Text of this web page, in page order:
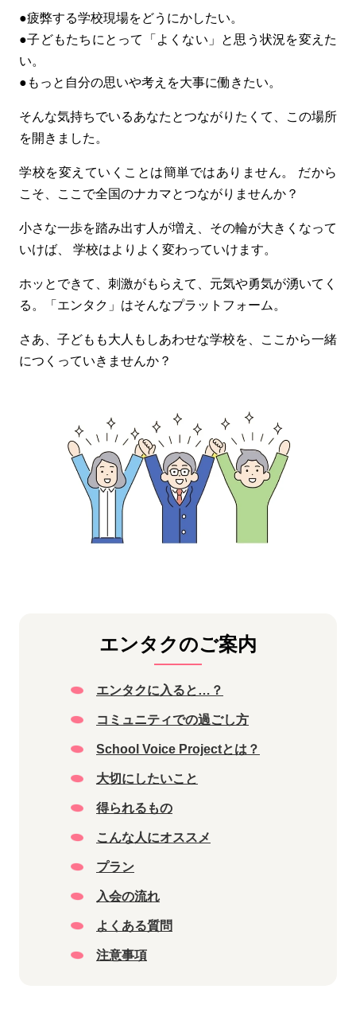
●疲弊する学校現場をどうにかしたい。
●子どもたちにとって「よくない」と思う状況を変えた
い。
●もっと自分の思いや考えを大事に働きたい。
そんな気持ちでいるあなたとつながりたくて、この場所
を開きました。
学校を変えていくことは簡単ではありません。
だから
こそ、ここで全国のナカマとつながりませんか？
小さな一歩を踏み出す人が増え、その輪が大きくなって
いけば、
学校はよりよく変わっていけます。
ホッとできて、刺激がもらえて、元気や勇気が湧いてく
る。
「エンタク」はそんなプラットフォーム。
さあ、子どもも大人もしあわせな学校を、ここから一緒
につくっていきませんか？
エンタクのご案内
エンタクに入ると…？
コミュニティでの過ごし方
School Voice Projectとは？
大切にしたいこと
得られるもの
こんな人にオススメ
プラン
入会の流れ
よくある質問
注意事項